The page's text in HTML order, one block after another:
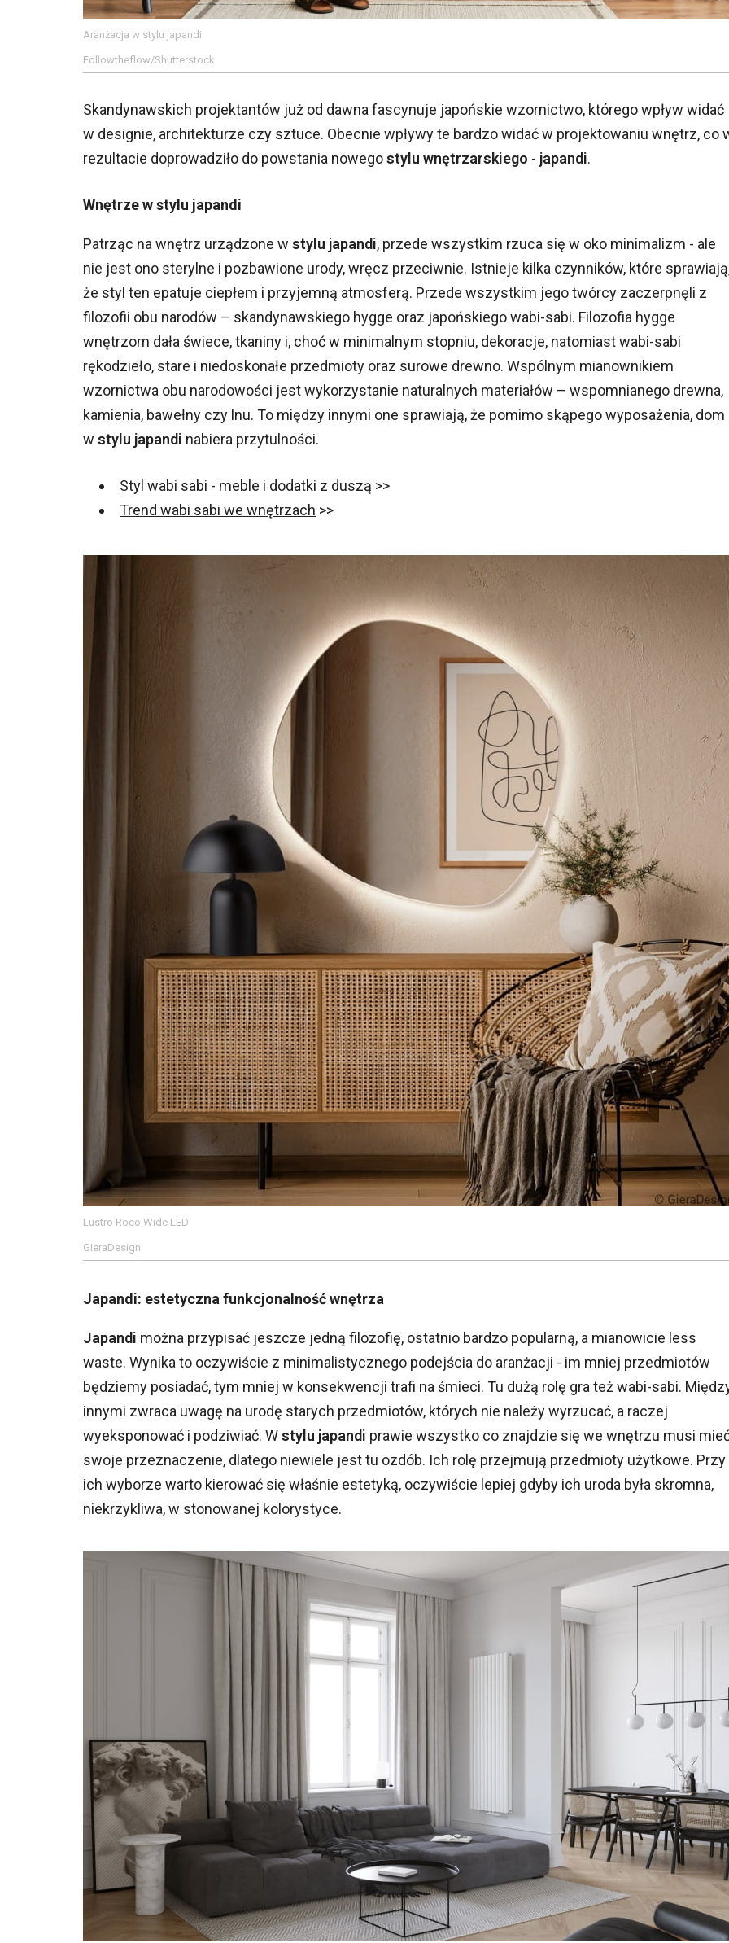
Aranżacja w stylu japandi
Followtheflow/Shutterstock
Skandynawskich projektantów już od dawna fascynuje japońskie wzornictwo, którego wpływ widać
w designie, architekturze czy sztuce. Obecnie wpływy te bardzo widać w projektowaniu wnętrz, co
rezultacie doprowadziło do powstania nowegostylu wnętrzarskiego - japandi.
Wnętrze w stylu japandi
Patrząc na wnętrz urządzone w stylu japandi, przede wszystkim rzuca się w oko minimalizm - ale
nie jest ono sterylne i pozbawione urody, wręcz przeciwnie. Istnieje kilka czynników, które
że styl ten epatuje ciepłem i przyjemną atmosferą. Przede wszystkim jego twórcy zaczerpnęli z
filozofii obu narodów – skandynawskiego hygge oraz japońskiego wabi-sabi. Filozofia hygge
wnętrzom dała świece, tkaniny i, choć w minimalnym stopniu, dekoracje, natomiast wabi-sabi
rękodzieło, stare i niedoskonałe przedmioty oraz surowe drewno. Wspólnym mianownikiem
wzornictwa obu narodowości jest wykorzystanie naturalnych materiałów – wspomnianego drewna,
kamienia, bawełny czy lnu. To między innymi one sprawiają, że pomimo skąpego wyposażenia, dom
w stylu japandi nabiera przytulności.
Styl wabi sabi - meble i dodatki z duszą >>
Trend wabi sabi we wnętrzach >>
Lustro Roco Wide LED
GieraDesign
Japandi: estetyczna funkcjonalność wnętrza
Japandi można przypisać jeszcze jedną filozofię, ostatnio bardzo popularną, a mianowicie less
waste. Wynika to oczywiście z minimalistycznego podejścia do aranżacji - im mniej przedmiotów
będziemy posiadać, tym mniej w konsekwencji trafi na śmieci. Tu dużą rolę gra też wabi-sabi.
innymi zwraca uwagę na urodę starych przedmiotów, których nie należy wyrzucać, a raczej
wyeksponować i podziwiać. Wstylu japandi prawie wszystko co znajdzie się we wnętrzu musi
swoje przeznaczenie, dlatego niewiele jest tu ozdób. Ich rolę przejmują przedmioty użytkowe. Przy
ich wyborze warto kierować się właśnie estetyką, oczywiście lepiej gdyby ich uroda była skromna,
niekrzykliwa, w stonowanej kolorystyce.